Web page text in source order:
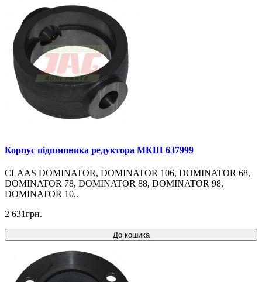
Корпус підшипника редуктора МКШ 637999
CLAAS DOMINATOR, DOMINATOR 106, DOMINATOR 68,
DOMINATOR 78, DOMINATOR 88, DOMINATOR 98,
DOMINATOR 10..
2 631грн.
До кошика